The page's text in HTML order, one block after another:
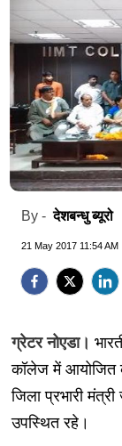
By -देशबन्धु ब्यूरो
21 May 2017 11:54 AM
ग्रेटर नोएडा।
कॉलेज में आयोजित
जिला प्रभारी
उपस्थित रहे।